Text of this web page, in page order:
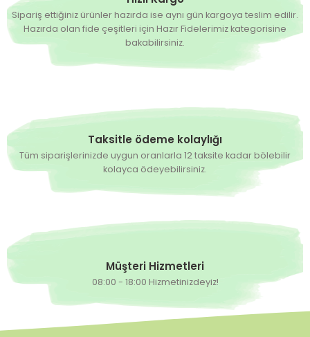
Sipariş ettiğiniz ürünler hazırda ise aynı gün kargoya teslim edilir.
Hazırda olan fide çeşitleri için Hazır Fidelerimiz kategorisine
bakabilirsiniz.
Taksitle ödeme kolaylığı
Tüm siparişlerinizde uygun oranlarla 12 taksite kadar bölebilir
kolayca ödeyebilirsiniz.
Müşteri Hizmetleri
08:00 - 18:00 Hizmetinizdeyiz!